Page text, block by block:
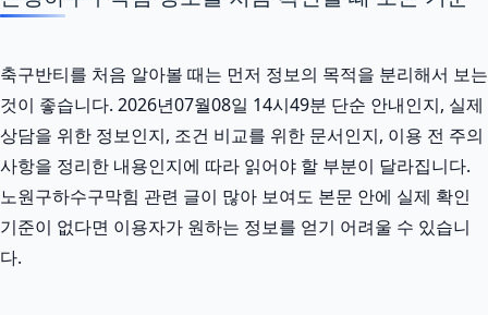
축구반티를 처음 알아볼 때는 먼저 정보의 목적을 분리해서 보는
것이 좋습니다. 2026년07월08일 14시49분 단순 안내인지, 실제
상담을 위한 정보인지, 조건 비교를 위한 문서인지, 이용 전 주의
사항을 정리한 내용인지에 따라 읽어야 할 부분이 달라집니다.
노원구하수구막힘 관련 글이 많아 보여도 본문 안에 실제 확인
기준이 없다면 이용자가 원하는 정보를 얻기 어려울 수 있습니
다.